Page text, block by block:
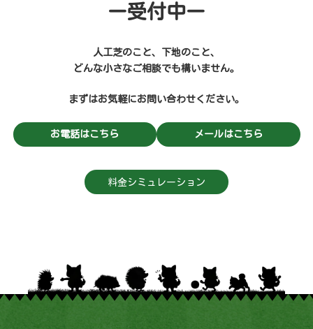
ー受付中ー
人工芝のこと、下地のこと、
どんな小さなご相談でも構いません。
まずはお気軽にお問い合わせください。
お電話はこちら メールはこちら
料金シミュレーション